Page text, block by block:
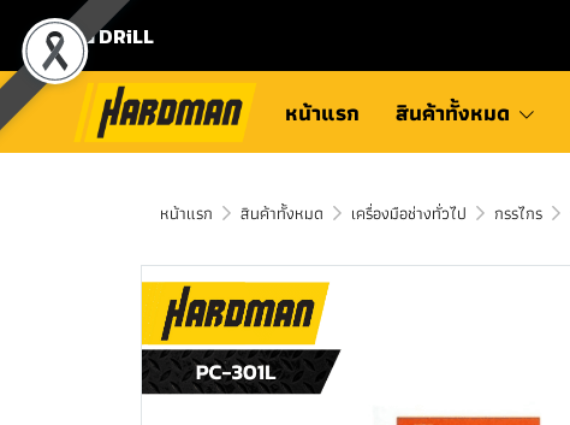
⛾ DRiLL
หน้าแรก สินค้าทั้งหมด
หน้าแรก สินค้าทั้งหมด เครื่องมือช่างทั่วไป กรรไกร